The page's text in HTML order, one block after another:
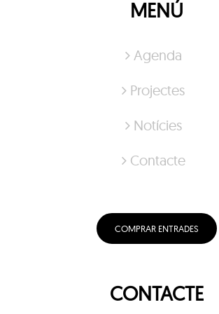
MENÚ
Agenda
Projectes
Notícies
Contacte
COMPRAR ENTRADES
CONTACTE